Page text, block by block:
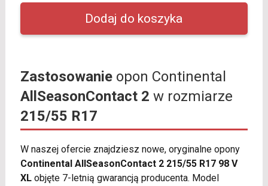
Zastosowanieopon Continental
AllSeasonContact 2 w rozmiarze
215/55 R17
W naszej ofercie znajdziesz nowe, oryginalne opony
Continental AllSeasonContact 2 215/55 R17 98 V
XLobjęte 7-letnią gwarancją producenta. Model